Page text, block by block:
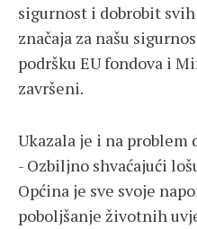
sigurnost i dobrobit
značaja za našu
podršku EU fondova i
završeni.
Ukazala je i na
- Ozbiljno shvaćajući
Općina je sve svoje
poboljšanje životnih